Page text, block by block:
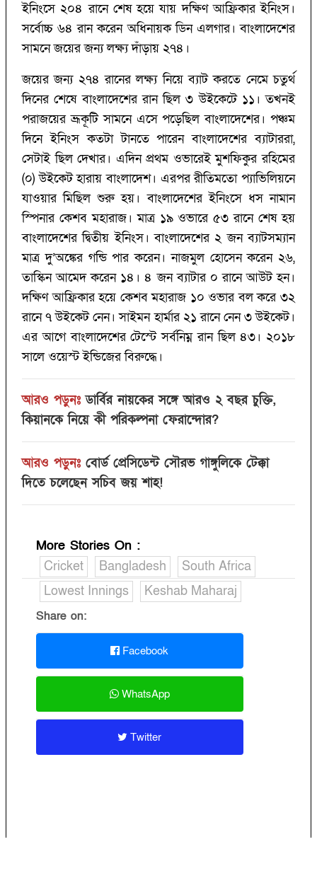
ইনিংসে ২০৪ রানে শেষ হয়ে যায় দক্ষিণ আফ্রিকার ইনিংস।
সর্বোচ্চ ৬৪ রান করেন অধিনায়ক ডিন এলগার। বাংলাদেশের
সামনে জয়ের জন্য লক্ষ্য দাঁড়ায় ২৭৪।
জয়ের জন্য ২৭৪ রানের লক্ষ্য নিয়ে ব্যাট করতে নেমে চতুর্থ
দিনের শেষে বাংলাদেশের রান ছিল ৩ উইকেটে ১১। তখনই
পরাজয়ের ভ্রূকূটি সামনে এসে পড়েছিল বাংলাদেশের। পঞ্চম
দিনে ইনিংস কতটা টানতে পারেন বাংলাদেশের ব্যাটাররা,
সেটাই ছিল দেখার। এদিন প্রথম ওভারেই মুশফিকুর রহিমের
(‌০)‌ উইকেট হারায় বাংলাদেশ। এরপর রীতিমতো প্যাভিলিয়নে
যাওয়ার মিছিল শুরু হয়। বাংলাদেশের ইনিংসে ধস নামান
স্পিনার কেশব মহারাজ। মাত্র ১৯ ওভারে ৫৩ রানে শেষ হয়
বাংলাদেশের দ্বিতীয় ইনিংস। বাংলাদেশের ২ জন ব্যাটসম্যান
মাত্র দু’‌অঙ্কের গন্ডি পার করেন। নাজমুল হোসেন করেন ২৬,
তাস্কিন আমেদ করেন ১৪। ৪ জন ব্যাটার ০ রানে আউট হন।
দক্ষিণ আফ্রিকার হয়ে কেশব মহারাজ ১০ ওভার বল করে ৩২
রানে ৭ উইকেট নেন। সাইমন হার্মার ২১ রানে নেন ৩ উইকেট।
এর আগে বাংলাদেশের টেস্টে সর্বনিম্ন রান ছিল ৪৩। ২০১৮
সালে ওয়েস্ট ইন্ডিজের বিরুদ্ধে।
আরও পড়ুনঃ ডার্বির নায়কের সঙ্গে আরও ২ বছর চুক্তি,
কিয়ানকে নিয়ে কী পরিকল্পনা ফেরান্দোর?‌
আরও পড়ুনঃ বোর্ড প্রেসিডেন্ট সৌরভ গাঙ্গুলিকে টেক্কা
দিতে চলেছেন সচিব জয় শাহ!‌
More Stories On :
Cricket
Bangladesh
South Africa
Lowest Innings
Keshab Maharaj
Share on:
Facebook
WhatsApp
Twitter